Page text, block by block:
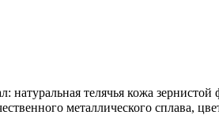
телячья кожа
металлического сплава,